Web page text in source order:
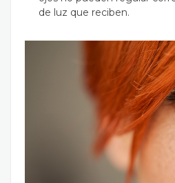
de luz que reciben.